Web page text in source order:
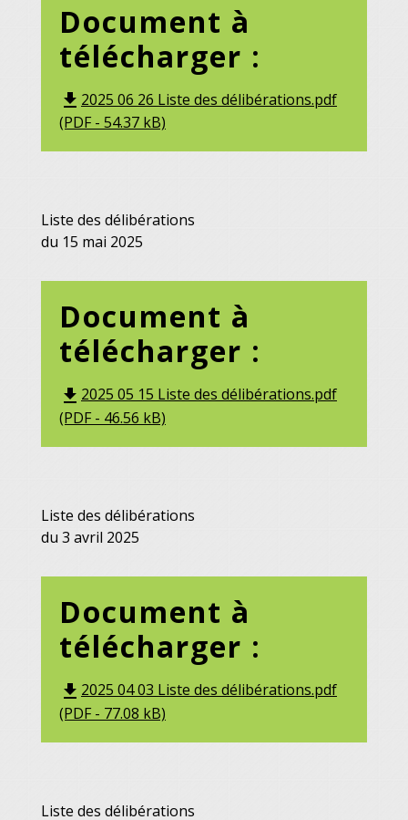
Document à
télécharger :
file_download 2025 06 26 Liste des délibérations.pdf
(PDF - 54.37 kB)
Liste des délibérations
du 15 mai 2025
Document à
télécharger :
file_download 2025 05 15 Liste des délibérations.pdf
(PDF - 46.56 kB)
Liste des délibérations
du 3 avril 2025
Document à
télécharger :
file_download 2025 04 03 Liste des délibérations.pdf
(PDF - 77.08 kB)
Liste des délibérations